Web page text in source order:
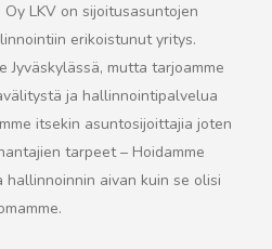
LKV on sijoitusasuntojen
erikoistunut yritys.
Jyväskylässä, mutta tarjoamme
ja hallinnointipalvelua
itsekin asuntosijoittajia joten
tarpeet – Hoidamme
hallinnoinnin aivan kuin se olisi